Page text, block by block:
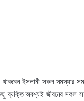
ইসলামী সকল সমস্যার
ব্যক্তি অবশ্যই জীবনের সকল